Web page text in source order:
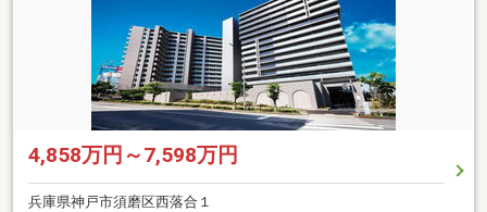
4,858万円～7,598万円
兵庫県神戸市須磨区西落合１